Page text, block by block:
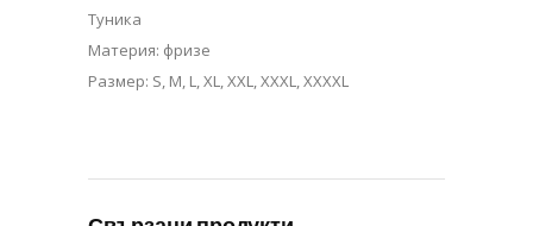
Туника
Материя: фризе
Размер: S, M, L, XL, XXL, XXXL, XXXXL